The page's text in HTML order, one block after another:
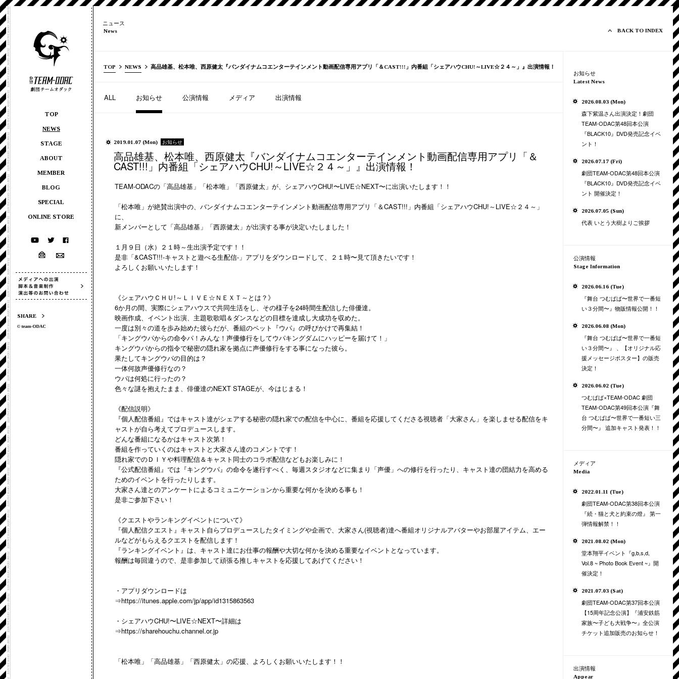
TOP
NEWS
STAGE
ABOUT
MEMBER
BLOG
SPECIAL
ONLINE STORE
SHARE
ニュース
News
BACK TO INDEX
TOP NEWS 高品雄基、松本唯、西原健太『バンダイナムコエンターテインメント動画配信専用アプリ「＆CAST!!!」内番組「シェアハウCHU!～LIVE☆２４～」』出演情報！
ALL お知らせ 公演情報 メディア 出演情報
2019.01.07 (Mon) お知らせ
高品雄基、松本唯、西原健太『バンダイナムコエンターテインメント動画配信専用アプリ「＆
CAST!!!」内番組「シェアハウCHU!～LIVE☆２４～」』出演情報！
TEAM-ODACの「高品雄基」「松本唯」「西原健太」が、シェアハウCHU!〜LIVE☆NEXT〜に出演いたします！！
「松本唯」が絶賛出演中の、バンダイナムコエンターテインメント動画配信専用アプリ「＆CAST!!!」内番組「シェアハウCHU!～LIVE☆２４～」
に、
新メンバーとして「高品雄基」「西原健太」が出演する事が決定いたしました！
１月９日（水）２１時～生出演予定です！！
是非「&CAST!!!-キャストと遊べる生配信-」アプリをダウンロードして、２１時〜見て頂きたいです！
よろしくお願いいたします！
《シェアハウＣＨＵ!～ＬＩＶＥ☆ＮＥＸＴ～とは？》
6か月の間、実際にシェアハウスで共同生活をし、その様子を24時間生配信した俳優達。
映画作成、イベント出演、主題歌歌唱＆ダンスなどの目標を達成し大成功を収めた。
一度は別々の道を歩み始めた彼らだが、番組のペット『ウパ』の呼びかけで再集結！
「キングウパからの命令パ！みんな！声優修行をしてウパキングダムにハッピーを届けて！」
キングウパからの指令で秘密の隠れ家を拠点に声優修行をする事になった彼ら。
果たしてキングウパの目的は？
一体何故声優修行なの？
ウパは何処に行ったの？
色々な謎を抱えたまま、俳優達のNEXT STAGEが、今はじまる！
《配信説明》
『個人配信番組』ではキャスト達がシェアする秘密の隠れ家での配信を中心に、番組を応援してくださる視聴者「大家さん」を楽しませる配信をキ
ャストが自ら考えてプロデュースします。
どんな番組になるかはキャスト次第！
番組を作っていくのはキャストと大家さん達のコメントです！
隠れ家でのＤＩＹや料理配信＆キャスト同士のコラボ配信などもお楽しみに！
『公式配信番組』では『キングウパ』の命令を遂行すべく、毎週スタジオなどに集まり「声優」への修行を行ったり、キャスト達の団結力を高める
ためのイベントを行ったりします。
大家さん達とのアンケートによるコミュニケーションから重要な何かを決める事も！
是非ご参加下さい！
《クエストやランキングイベントについて》
『個人配信クエスト』キャスト自らプロデュースしたタイミングや企画で、大家さん(視聴者)達へ番組オリジナルアバターやお部屋アイテム、エー
ルなどがもらえるクエストを配信します！
『ランキングイベント』は、キャスト達にお仕事の報酬や大切な何かを決める重要なイベントとなっています。
報酬は毎回違うので、是非参加して頑張る推しキャストを応援してあげてください！
・アプリダウンロードは
⇒https://itunes.apple.com/jp/app/id1315863563
・シェアハウCHU!〜LIVE☆NEXT〜詳細は
⇒https://sharehouchu.channel.or.jp
「松本唯」「高品雄基」「西原健太」の応援、よろしくお願いいたします！！
お知らせ
Latest News
2026.08.03 (Mon)
森下紫温さん出演決定！劇団
TEAM-ODAC第48回本公演
『BLACK10』DVD発売記念イベ
ント！
2026.07.17 (Fri)
劇団TEAM-ODAC第48回本公演
『BLACK10』DVD発売記念イベ
ント 開催決定！
2026.07.05 (Sun)
代表 いとう大樹よりご挨拶
公演情報
Stage Information
2026.06.16 (Tue)
『舞台 つむぱぱ〜世界で一番短
い３分間〜』物販情報公開！！
2026.06.08 (Mon)
『舞台 つむぱぱ〜世界で一番短
い３分間〜』 、【オリジナル応
援メッセージポスター】の販売
決定！
2026.06.02 (Tue)
つむぱぱ×TEAM-ODAC 劇団
TEAM-ODAC第49回本公演『舞
台 つむぱぱ〜世界で一番短い三
分間〜』 追加キャスト発表！！
メディア
Media
2022.01.11 (Tue)
劇団TEAM-ODAC第38回本公演
『続・猫と犬と約束の燈』 第一
弾情報解禁！！
2021.08.02 (Mon)
堂本翔平イベント『g,b,s,d,
Vol.8 ~ Photo Book Event ~』開
催決定！
2021.07.03 (Sat)
劇団TEAM-ODAC第37回本公演
【15周年記念公演】『浦安鉄筋
家族〜子ども大戦争〜』全公演
チケット追加販売のお知らせ！
出演情報
Appear